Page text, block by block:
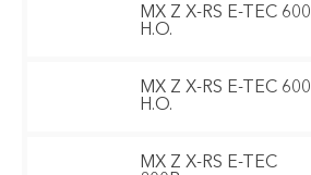
MX Z X-RS E-TEC 600
H.O.
MX Z X-RS E-TEC 600
H.O.
MX Z X-RS E-TEC